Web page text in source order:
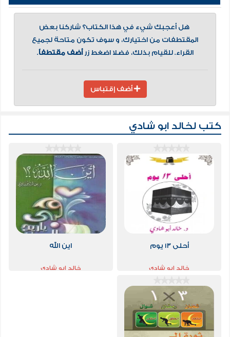
هل أعجبك شيء في هذا الكتاب؟ شاركنا بعض
المقتطفات من اختيارك، و سوف تكون متاحة لجميع
القراء. للقيام بذلك، فضلا اضغط زرأضف مقتطفاً.
أضف إقتباس
كتب لخالد ابو شادي
أحلى 13 يوم
خالد ابو شادي
اين الله
خالد ابو شادي